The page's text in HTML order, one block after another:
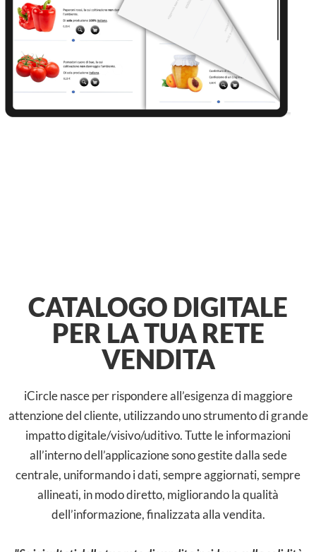
CATALOGO DIGITALE
PER LA TUA RETE
VENDITA
iCircle nasce per rispondere all’esigenza di maggiore
attenzione del cliente, utilizzando uno strumento di grande
impatto digitale/visivo/uditivo. Tutte le informazioni
all’interno dell’applicazione sono gestite dalla sede
centrale, uniformando i dati, sempre aggiornati, sempre
allineati, in modo diretto, migliorando la qualità
dell’informazione, finalizzata alla vendita.